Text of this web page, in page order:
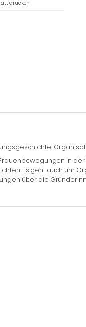
drucken
in der
Es geht auch um
über die